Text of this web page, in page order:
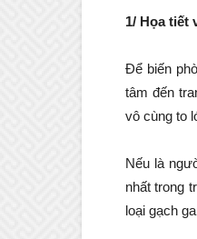
1/ Họa tiết
Để biến
tâm đến
vô cùng to
Nếu là
nhất trong
loại gạch